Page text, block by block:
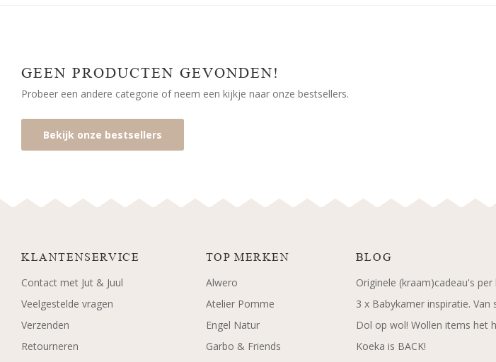
GEEN PRODUCTEN GEVONDEN!
Probeer een andere categorie of neem een kijkje naar onze bestsellers.
Bekijk onze bestsellers
KLANTENSERVICE
Contact met Jut & Juul
Veelgestelde vragen
Verzenden
Retourneren
TOP MERKEN
Alwero
Atelier Pomme
Engel Natur
Garbo & Friends
BLOG
Originele (kraam)cadeau's per
3 x Babykamer inspiratie.
Dol op wol! Wollen items het
Koeka is BACK!